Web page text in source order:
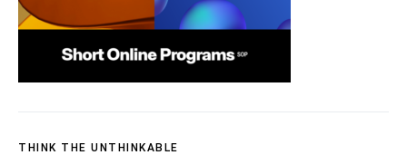
THINK THE UNTHINKABLE